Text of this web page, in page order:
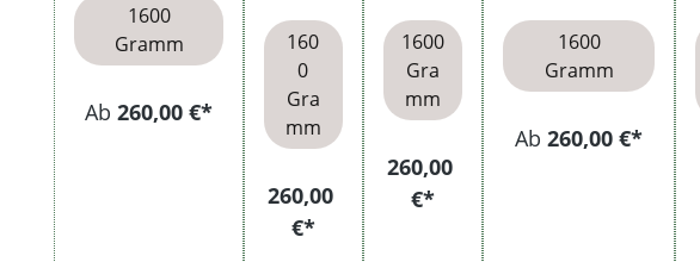
1600
Gramm
Ab260,00 €*
160
0
Gra
mm
260,00
€*
1600
Gra
mm
260,00
€*
1600
Gramm
Ab260,00 €*